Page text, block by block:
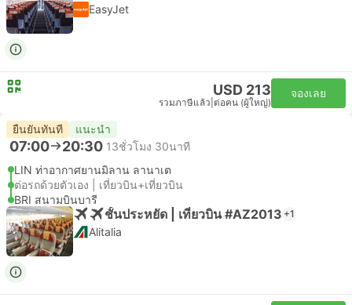
EasyJet
USD 213
รวมภาษีแล้ว ต่อคน (ผู้ใหญ่)
จองเลย
ยืนยันทันที แนะนำ
07:00 20:30 13ชั่วโมง 30นาที
LIN ท่าอากาศยานมิลาน ลานาเต
ต่อรถด้วยตัวเอง | เที่ยวบิน+เที่ยวบิน
BRI สนามบินบารี
ชั้นประหยัด | เที่ยวบิน #AZ2013 +1
Alitalia